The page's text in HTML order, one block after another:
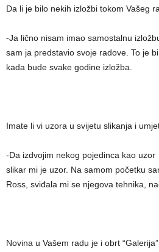
Da li je bilo nekih izložbi tokom Vašeg
-Ja lično nisam imao samostalnu
sam ja predstavio svoje radove. To je
kada bude svake godine izložba.
Imate li vi uzora u svijetu slikanja i
-Da izdvojim nekog pojedinca kao
slikar mi je uzor. Na samom početku
Ross, sviđala mi se njegova tehnika,
Novina u Vašem radu je i obrt